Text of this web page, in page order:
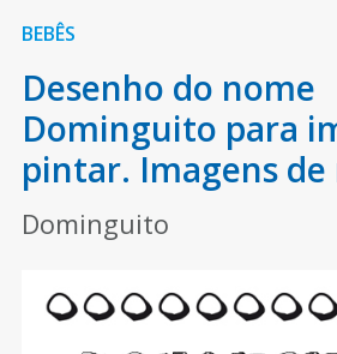
BEBÊS
Desenho do nome
Dominguito para
pintar. Imagens de
Dominguito